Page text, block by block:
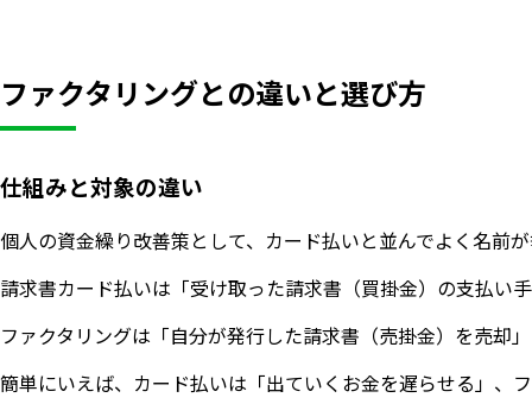
ファクタリングとの違いと選び方
仕組みと対象の違い
個人の資金繰り改善策として、カード払いと並んでよく名前
請求書カード払いは「受け取った請求書（買掛金）の支払い
ファクタリングは「自分が発行した請求書（売掛金）を売却
簡単にいえば、カード払いは「出ていくお金を遅らせる」、